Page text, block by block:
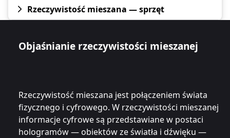
Rzeczywistość mieszana — sprzęt
Objaśnianie rzeczywistości mieszanej
Rzeczywistość mieszana jest połączeniem świata
fizycznego i cyfrowego. W rzeczywistości mieszanej
informacje cyfrowe są przedstawiane w postaci
hologramów — obiektów ze światła i dźwięku —